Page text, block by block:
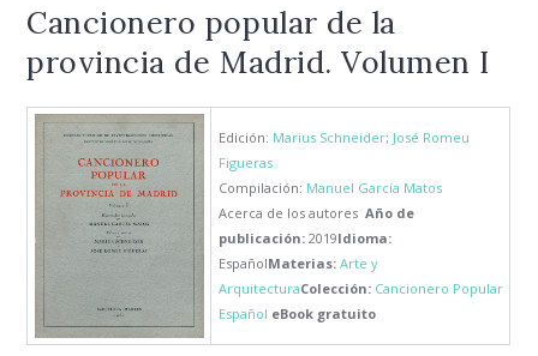
Cancionero popular de la
provincia de Madrid. Volumen I
Edición: Marius Schneider; José Romeu
Figueras
Compilación: Manuel García Matos
Acerca de los autores Año de
publicación:2019Idioma:
EspañolMaterias: Arte y
ArquitecturaColección: Cancionero Popular
Español eBook gratuito